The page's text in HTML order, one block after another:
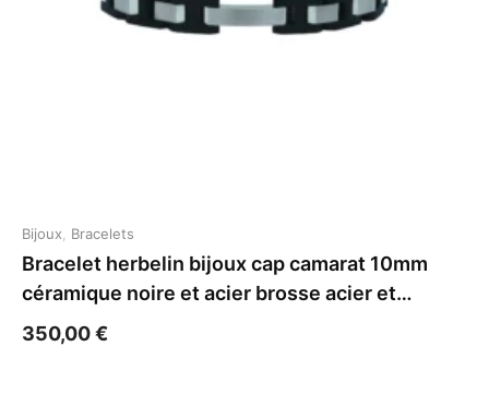
Bijoux Bracelets
Bracelet herbelin bijoux cap camarat 10mm
céramique noire et acier brosse acier et
céramique
350,00€